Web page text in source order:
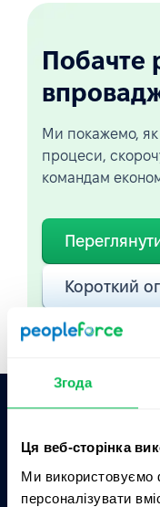
Згода
Ця веб-сторінка
Ми
персоналізувати
Побачте
Ми покажемо, як
процеси,
командам
Короткий
ChatGPT